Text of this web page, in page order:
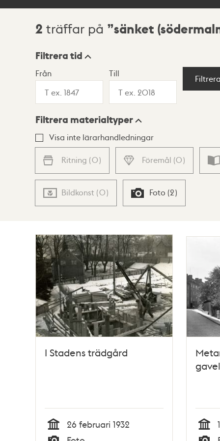
Sökresultat
2 träffar på sänket
Visningsläge
Lista Karta
Filtrera tid
Från Till
Filtrera materialtyper
Visa inte lärarhandledningar
Ritning (0) Föremål (0)
Bildkonst (0) Foto (2)
I Stadens trädgård
Tid
26 februari 1932
Tid